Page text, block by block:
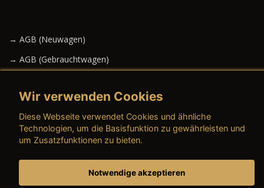
→ AGB (Neuwagen)
→ AGB (Gebrauchtwagen)
→ AGB (Teile & Zubehör)
→ AGB (Dienstleistungen)
Wir verwenden Cookies
Diese Webseite verwendet Cookies und ähnliche
Technologien, um die Basisfunktion zu gewährleisten und
um Zusatzfunktionen zu bieten.
Notwendige akzeptieren